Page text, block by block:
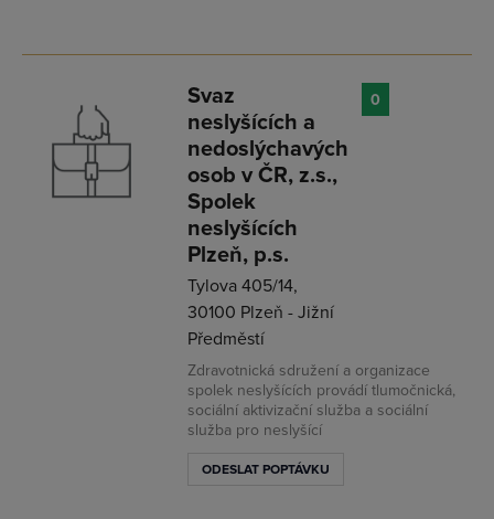
Svaz
neslyšících a
nedoslýchavých
osob v ČR, z.s.,
Spolek
neslyšících
Plzeň, p.s.
Tylova 405/14,
30100 Plzeň - Jižní
Předměstí
Zdravotnická sdružení a organizace
spolek neslyšících provádí tlumočnická,
sociální aktivizační služba a sociální
služba pro neslyšící
ODESLAT POPTÁVKU
0